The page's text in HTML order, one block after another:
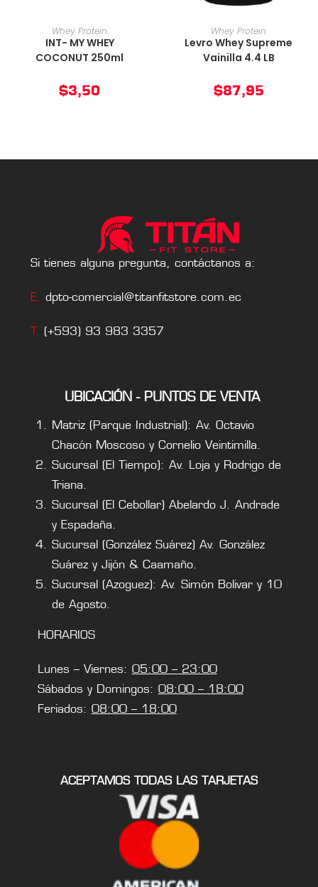
AÑADIR AL CARRITO
Whey Protein
INT- MY WHEY
COCONUT 250ml
$3,50
AÑADIR AL CARRITO
Whey Protein
Levro Whey Supreme
Vainilla 4.4 LB
$87,95
Si tienes alguna pregunta, contáctanos a:
E. dpto-comercial@titanfitstore.com.ec
T. (+593) 93 983 3357
UBICACIÓN - PUNTOS DE VENTA
Matriz (Parque Industrial): Av. Octavio
Chacón Moscoso y Cornelio Veintimilla.
Sucursal (El Tiempo): Av. Loja y Rodrigo de
Triana.
Sucursal (El Cebollar) Abelardo J. Andrade
y Espadaña.
Sucursal (González Suárez) Av. González
Suárez y Jijón & Caamaño.
Sucursal (Azoguez): Av. Simón Bolivar y 10
de Agosto.
HORARIOS
Lunes – Viernes: 05:00 – 23:00
Sábados y Domingos: 08:00 – 18:00
Feriados: 08:00 – 18:00
ACEPTAMOS TODAS LAS TARJETAS